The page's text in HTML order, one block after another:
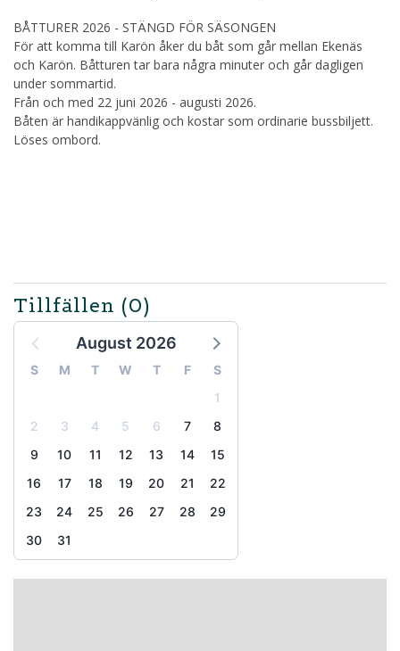
BÅTTURER 2026 - STÄNGD FÖR SÄSONGEN
För att komma till Karön åker du båt som går mellan Ekenäs
och Karön. Båtturen tar bara några minuter och går dagligen
under sommartid.
Från och med 22 juni 2026 - augusti 2026.
Båten är handikappvänlig och kostar som ordinarie bussbiljett.
Löses ombord.
Tillfällen (0)
August 2026
S M T W T F
S
1
2
3 4 5 6 7
8
9
10 11 12 13 14
15
16
17 18 19 20 21
22
23
24 25 26 27 28
29
30
31